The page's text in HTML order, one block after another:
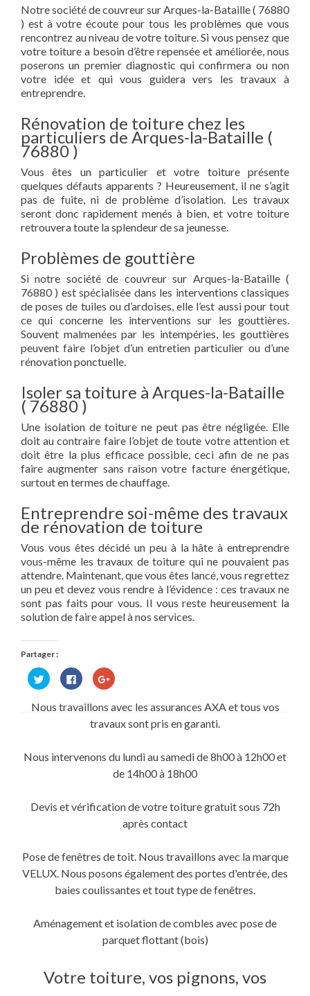
Notre société de couvreur sur Arques-la-Bataille ( 76880
) est à votre écoute pour tous les problèmes que vous
rencontrez au niveau de votre toiture. Si vous pensez que
votre toiture a besoin d’être repensée et améliorée, nous
poserons un premier diagnostic qui confirmera ou non
votre idée et qui vous guidera vers les travaux à
entreprendre.
Rénovation de toiture chez les
particuliers de Arques-la-Bataille (
76880 )
Vous êtes un particulier et votre toiture présente
quelques défauts apparents ? Heureusement, il ne s’agit
pas de fuite, ni de problème d’isolation. Les travaux
seront donc rapidement menés à bien, et votre toiture
retrouvera toute la splendeur de sa jeunesse.
Problèmes de gouttière
Si notre société de couvreur sur Arques-la-Bataille (
76880 ) est spécialisée dans les interventions classiques
de poses de tuiles ou d’ardoises, elle l’est aussi pour tout
ce qui concerne les interventions sur les gouttières.
Souvent malmenées par les intempéries, les gouttières
peuvent faire l’objet d’un entretien particulier ou d’une
rénovation ponctuelle.
Isoler sa toiture à Arques-la-Bataille
( 76880 )
Une isolation de toiture ne peut pas être négligée. Elle
doit au contraire faire l’objet de toute votre attention et
doit être la plus efficace possible, ceci afin de ne pas
faire augmenter sans raison votre facture énergétique,
surtout en termes de chauffage.
Entreprendre soi-même des travaux
de rénovation de toiture
Vous vous êtes décidé un peu à la hâte à entreprendre
vous-même les travaux de toiture qui ne pouvaient pas
attendre. Maintenant, que vous êtes lancé, vous regrettez
un peu et devez vous rendre à l’évidence : ces travaux ne
sont pas faits pour vous. Il vous reste heureusement la
solution de faire appel à nos services.
Partager :
Cliquez
pour
partager
Twitter(ouvre
Cliquez
pour
partager
sur
Facebook(ouvre
dans
une
Cliquez
pour
Google+
dans
fenêtre)
Nous travaillons avec les assurances AXA et tous vos
travaux sont pris en garanti.
Nous intervenons du lundi au samedi de 8h00 à 12h00 et
de 14h00 à 18h00
Devis et vérification de votre toiture gratuit sous 72h
après contact
Pose de fenêtres de toit. Nous travaillons avec la marque
VELUX. Nous posons également des portes d'entrée, des
baies coulissantes et tout type de fenêtres.
Aménagement et isolation de combles avec pose de
parquet flottant (bois)
Votre toiture, vos pignons, vos